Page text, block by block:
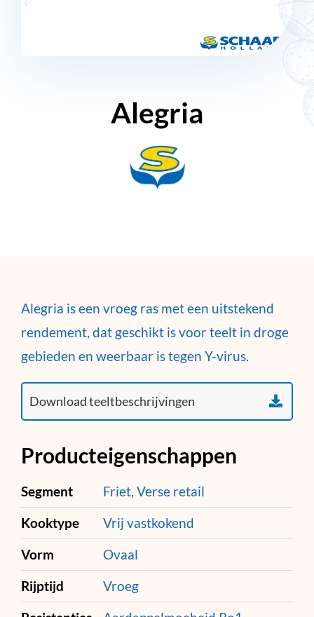
Alegria
Alegria is een vroeg ras met een uitstekend
rendement, dat geschikt is voor teelt in droge
gebieden en weerbaar is tegen Y-virus.
Producteigenschappen
Segment
Friet, Verse retail
Kooktype
Vrij vastkokend
Vorm
Ovaal
Rijptijd
Vroeg